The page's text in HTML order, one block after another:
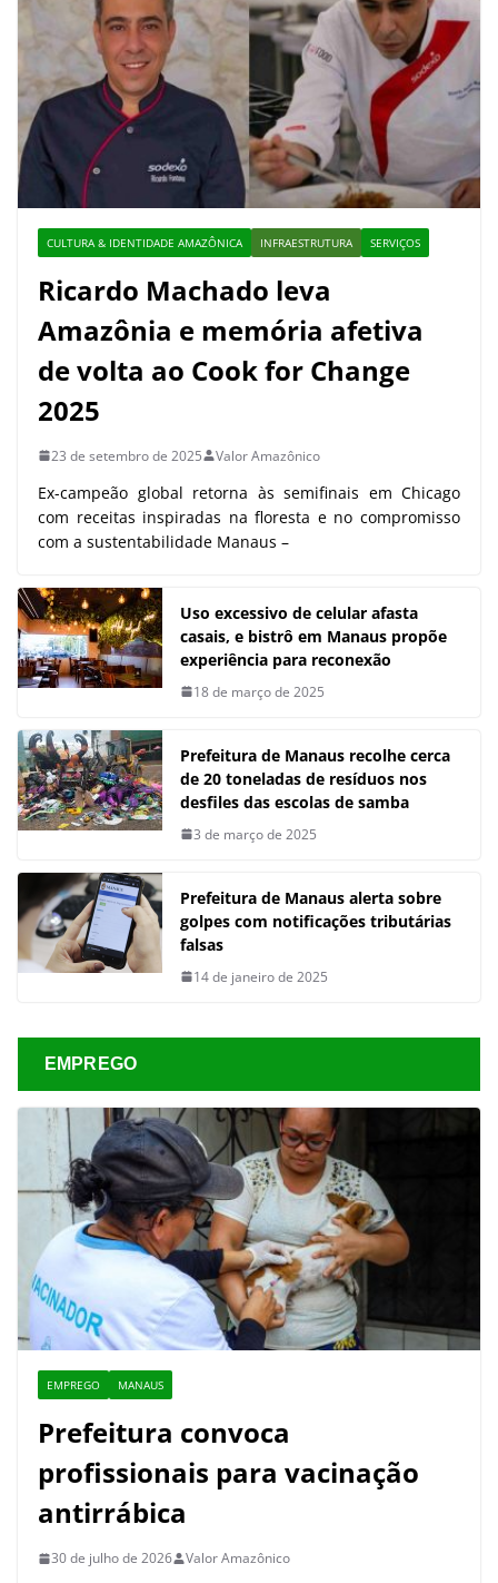
CULTURA & IDENTIDADE AMAZÔNICA INFRAESTRUTURA SERVIÇOS
Ricardo Machado leva
Amazônia e memória afetiva
de volta ao Cook for Change
2025
23 de setembro de 2025 Valor Amazônico
Ex-campeão global retorna às semifinais em Chicago
com receitas inspiradas na floresta e no compromisso
com a sustentabilidade Manaus –
Uso excessivo de celular afasta
casais, e bistrô em Manaus propõe
experiência para reconexão
18 de março de 2025
Prefeitura de Manaus recolhe cerca
de 20 toneladas de resíduos nos
desfiles das escolas de samba
3 de março de 2025
Prefeitura de Manaus alerta sobre
golpes com notificações tributárias
falsas
14 de janeiro de 2025
EMPREGO
EMPREGO MANAUS
Prefeitura convoca
profissionais para vacinação
antirrábica
30 de julho de 2026 Valor Amazônico